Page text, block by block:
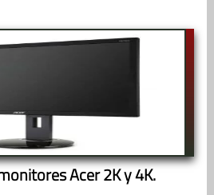
Acer 2K y 4K.